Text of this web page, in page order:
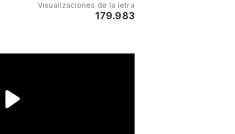
Visualizaciones de la letra
179.983